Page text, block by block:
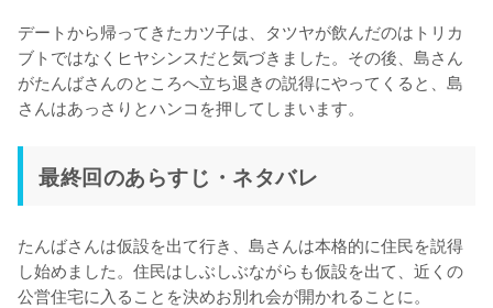
デートから帰ってきたカツ子は、タツヤが飲んだのはトリカ
ブトではなくヒヤシンスだと気づきました。その後、島さん
がたんばさんのところへ立ち退きの説得にやってくると、島
さんはあっさりとハンコを押してしまいます。
最終回のあらすじ・ネタバレ
たんばさんは仮設を出て行き、島さんは本格的に住民を説得
し始めました。住民はしぶしぶながらも仮設を出て、近くの
公営住宅に入ることを決めお別れ会が開かれることに。